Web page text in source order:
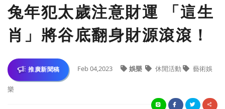
兔年犯太歲注意財運 「這生
肖」將谷底翻身財源滾滾！
推廣新聞稿 Feb 04,2023 娛樂 休閒活動 藝術娛
樂